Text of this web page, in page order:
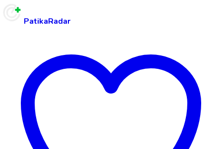
PatikaRadar